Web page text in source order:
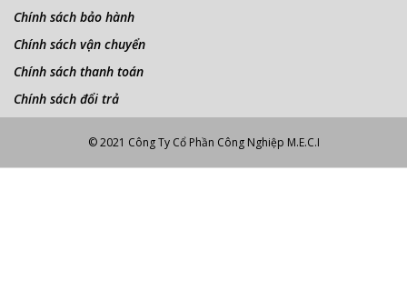
Chính sách bảo hành
Chính sách vận chuyển
Chính sách thanh toán
Chính sách đổi trả
© 2021 Công Ty Cổ Phần Công Nghiệp M.E.C.I